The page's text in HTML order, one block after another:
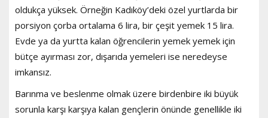
oldukça yüksek. Örneğin Kadıköy’deki özel yurtlarda bir
porsiyon çorba ortalama 6 lira, bir çeşit yemek 15 lira.
Evde ya da yurtta kalan öğrencilerin yemek yemek için
bütçe ayırması zor, dışarıda yemeleri ise neredeyse
imkansız.
Barınma ve beslenme olmak üzere birdenbire iki büyük
sorunla karşı karşıya kalan gençlerin önünde genellikle iki